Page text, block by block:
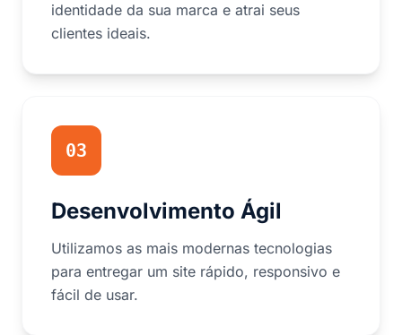
identidade da sua marca e atrai seus
clientes ideais.
03
Desenvolvimento Ágil
Utilizamos as mais modernas tecnologias
para entregar um site rápido, responsivo e
fácil de usar.